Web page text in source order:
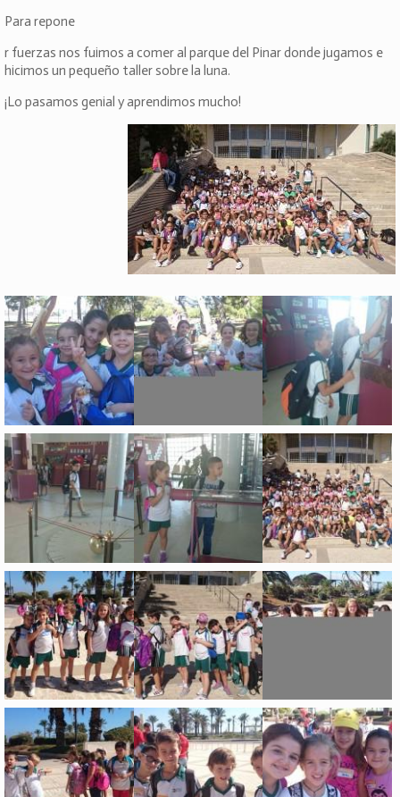
Para repone
r fuerzas nos fuimos a comer al parque del Pinar donde jugamos e
hicimos un pequeño taller sobre la luna.
¡Lo pasamos genial y aprendimos mucho!